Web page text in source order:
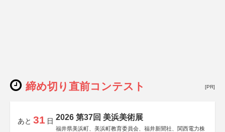
締め切り直前コンテスト [PR]
あと 31 日 2026 第37回 美浜美術展
福井県美浜町、美浜町教育委員会、福井新聞社、関西電力株